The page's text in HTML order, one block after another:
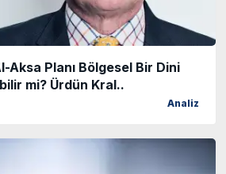
Aksa Planı Bölgesel Bir Dini
mi? Ürdün Kral..
Analiz